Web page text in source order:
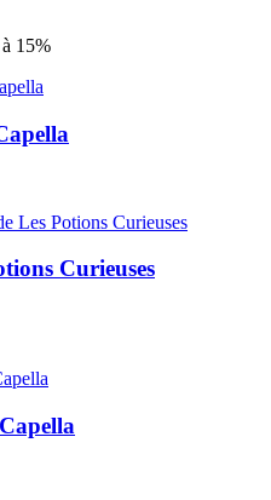
15%
Curieuses
Capella